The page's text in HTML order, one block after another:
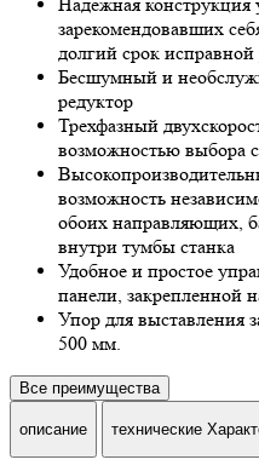
зарекомендовавших
долгий срок
Бесшумный и
редуктор
Трехфазный
возможностью выбора
возможность
обоих направляющих,
внутри тумбы станка
Удобное и простое
панели, закрепленной
Упор для выставления
500 мм.
Все преимущества
описание технические